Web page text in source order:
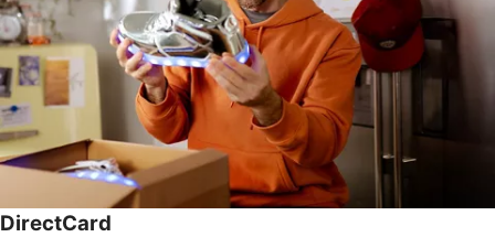
DirectCard